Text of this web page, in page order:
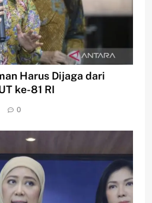
Harus Dijaga dari
ke-81 RI
0